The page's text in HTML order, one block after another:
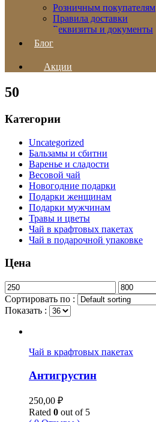
Розничным покупателям
Правила доставки
Реквизиты и документы
Блог
Акции
50
Категории
Uncategorized
Бальзамы и сбитни
Варенье и сладости
Весовой чай
Новогодние подарки
Подарки женщинам
Подарки мужчинам
Травы и цветы
Чай в крафтовых пакетах
Чай в подарочной упаковке
Цена
Min
price
Max
price
Сортировать по :
Показать :
Чай в крафтовых пакетах
Антигрустин
250,00 ₽
Rated 0 out of 5